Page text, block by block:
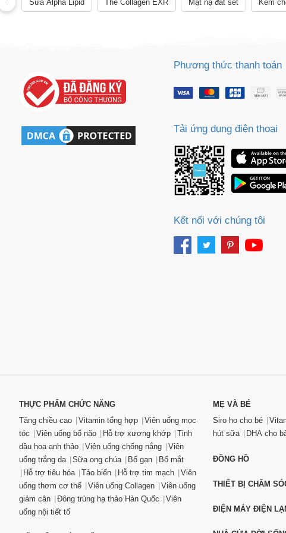
Sữa Alpha Lipid The Collagen EXR Mặt nạ đất sét Kem
Phương thức thanh toán
Tải ứng dụng điện thoại
Kết nối với chúng tôi
THỰC PHẨM CHỨC NĂNG
Tăng chiều cao
Vitamin tổng hợp
Viên uống mọc
tóc
Viên uống bổ não Hỗ trợ xương khớp
Tinh
dầu hoa anh thảo
Viên uống chống nắng
Viên
uống trắng da
Sữa ong chúa Bổ gan
Bổ mắt
Hỗ trợ tiêu hóa
Tảo biển Hỗ trợ tim mạch
Viên
uống thơm cơ thể
Viên uống Collagen
Viên uống
giảm cân
Đông trùng hạ thảo Hàn Quốc
Viên
uống nội tiết tố
MẸ VÀ BÉ
Siro ho cho bé
hút sữa
DHA cho
ĐỒNG HỒ
THIẾT BỊ CHĂM
ĐIỆN MÁY ĐIỆN